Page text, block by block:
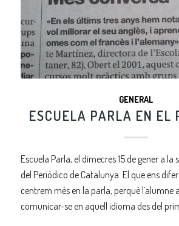
GENERAL
ESCUELA PARLA EN EL
Escuela Parla, el dimecres 15 de gener a la
del Periódico de Catalunya. El que ens
centrem més en la parla, perquè l´alumne
comunicar-se en aquell idioma des del